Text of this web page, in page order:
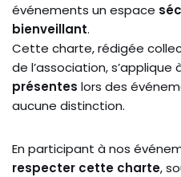
événements un espace
bienveillant.
Cette charte, rédigée
de l’association, s’applique
présentes lors des
aucune distinction.
En participant à nos
respecter cette charte,